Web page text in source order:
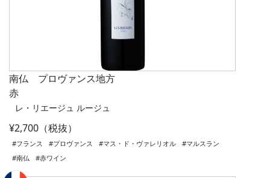
南仏 プロヴァンス地方
赤
レ・リエージュ ルージュ
¥2,700（税抜）
#フランス #プロヴァンス #マス・ド・ヴァレリオル
#マルスラン
#南仏
#赤ワイン